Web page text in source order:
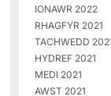
IONAWR 2022
RHAGFYR 2021
TACHWEDD
HYDREF 2021
MEDI 2021
AWST 2021